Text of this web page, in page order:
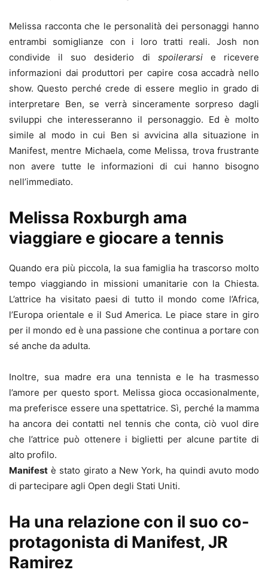
Melissa racconta che le personalità dei personaggi hanno
entrambi somiglianze con i loro tratti reali. Josh non
condivide il suo desiderio di spoilerarsie ricevere
informazioni dai produttori per capire cosa accadrà nello
show. Questo perché crede di essere meglio in grado di
interpretare Ben, se verrà sinceramente sorpreso dagli
sviluppi che interesseranno il personaggio. Ed è molto
simile al modo in cui Ben si avvicina alla situazione in
Manifest, mentre Michaela, come Melissa, trova frustrante
non avere tutte le informazioni di cui hanno bisogno
nell’immediato.
Melissa Roxburgh ama
viaggiare e giocare a tennis
Quando era più piccola, la sua famiglia ha trascorso molto
tempo viaggiando in missioni umanitarie con la Chiesta.
L’attrice ha visitato paesi di tutto il mondo come l’Africa,
l’Europa orientale e il Sud America. Le piace stare in giro
per il mondo ed è una passione che continua a portare con
sé anche da adulta.
Inoltre, sua madre era una tennista e le ha trasmesso
l’amore per questo sport. Melissa gioca occasionalmente,
ma preferisce essere una spettatrice. Sì, perché la mamma
ha ancora dei contatti nel tennis che conta, ciò vuol dire
che l’attrice può ottenere i biglietti per alcune partite di
alto profilo.
Manifest è stato girato a New York, ha quindi avuto modo
di partecipare agli Open degli Stati Uniti.
Ha una relazione con il suo co-
protagonista di Manifest, JR
Ramirez